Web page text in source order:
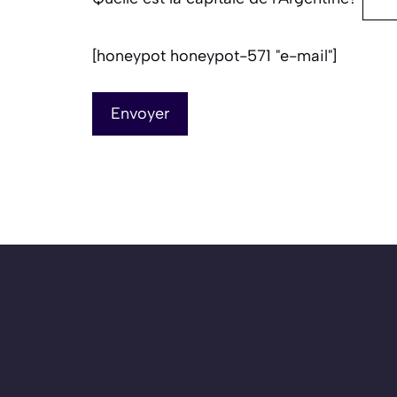
[honeypot honeypot-571 "e-mail"]